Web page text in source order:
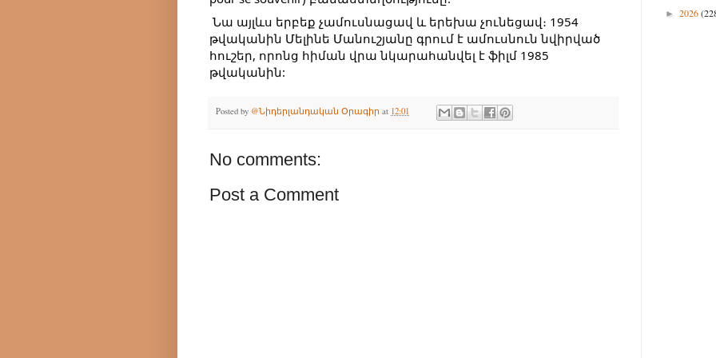
թվականին Մելինե Մանուշյանը գրում է ամուսնուն նվիրված
հուշեր, որոնց հիման վրա նկարահանվել է ֆիլմ 1985
թվականին:
Posted by @Նիդերլանդական Օրագիր at 12:01
No comments:
Post a Comment
► 2026